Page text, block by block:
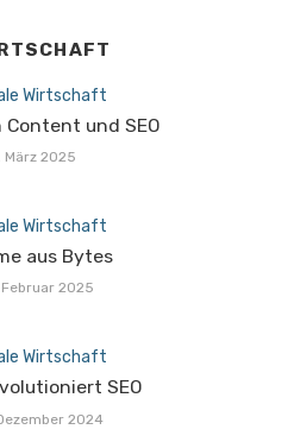
Wirtschaft
Content und SEO
März 2025
Wirtschaft
aus Bytes
Februar 2025
Wirtschaft
SEO
2024